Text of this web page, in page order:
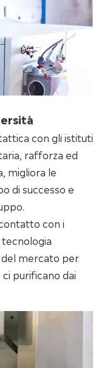
con gli istituti
rafforza ed
migliora le
di successo e
con i
mercato per
purificano dai